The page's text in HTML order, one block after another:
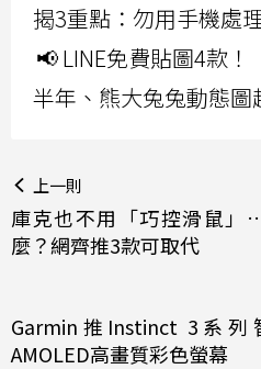
揭3重點：勿用手機處
📢 LINE免費貼圖4款
半年、熊大兔兔動態圖
上一則
庫克也不用「巧控滑鼠」
麼？網齊推3款可取代
Garmin推Instinct 3系
AMOLED高畫質彩色螢幕